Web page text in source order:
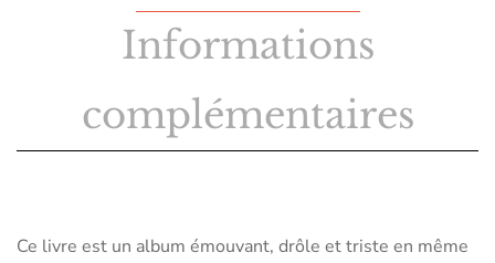
Informations
complémentaires
Ce livre est un album émouvant, drôle et triste en même